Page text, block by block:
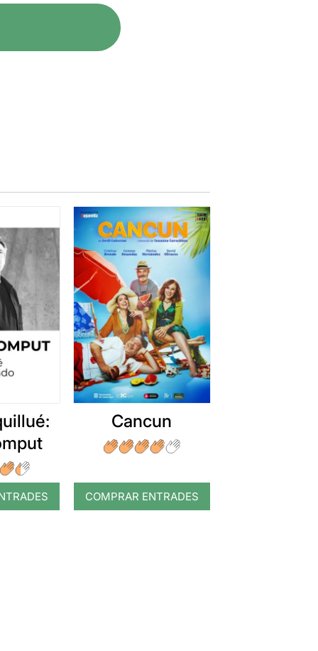
i convertint també l’obra
més del que
Cancun
COMPRAR ENTRADES